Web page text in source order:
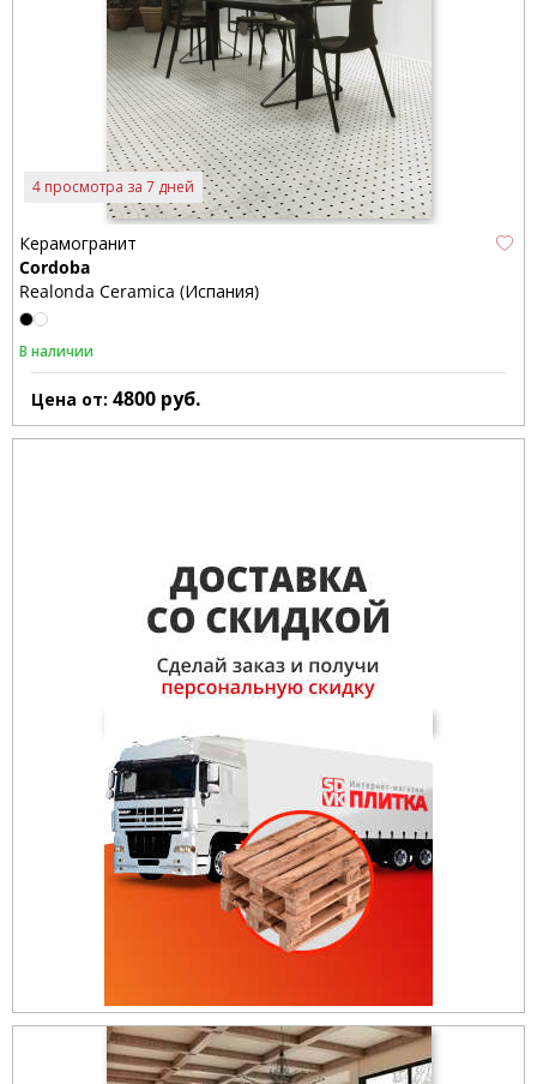
4 просмотра за 7 дней
Керамогранит
Cordoba
Realonda Ceramica (Испания)
В наличии
Цена от: 4800 руб.